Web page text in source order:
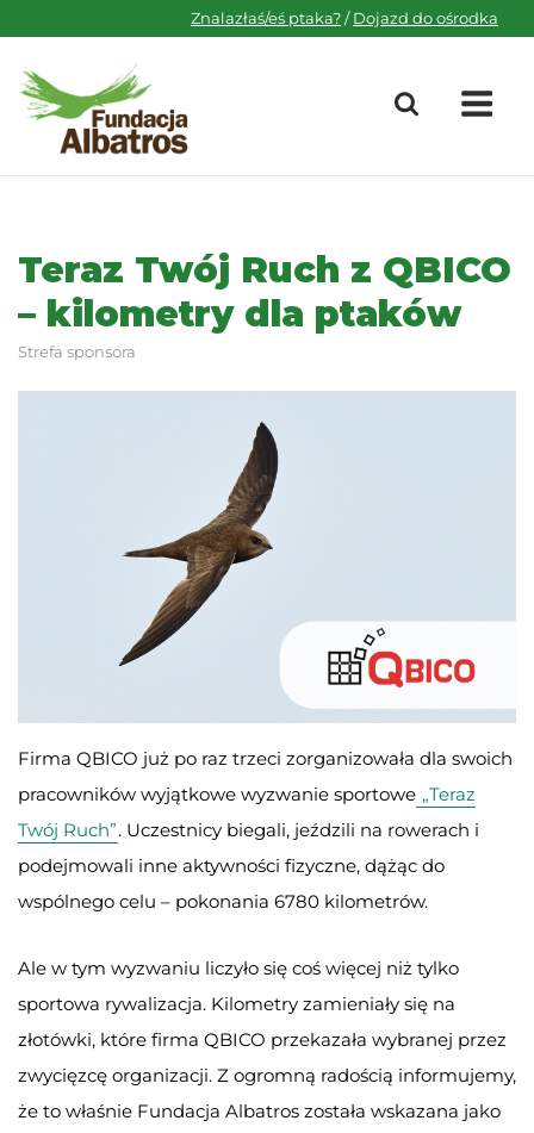
to
content
Znalazłaś/eś ptaka?/Dojazd do ośrodka
Teraz Twój Ruch z QBICO
– kilometry dla ptaków
Strefa sponsora
Firma QBICO już po raz trzeci zorganizowała dla swoich
pracowników wyjątkowe wyzwanie sportowe „Teraz
Twój Ruch”. Uczestnicy biegali, jeździli na rowerach i
podejmowali inne aktywności fizyczne, dążąc do
wspólnego celu – pokonania 6780 kilometrów.
Ale w tym wyzwaniu liczyło się coś więcej niż tylko
sportowa rywalizacja. Kilometry zamieniały się na
złotówki, które firma QBICO przekazała wybranej przez
zwycięzcę organizacji. Z ogromną radością informujemy,
że to właśnie Fundacja Albatros została wskazana jako